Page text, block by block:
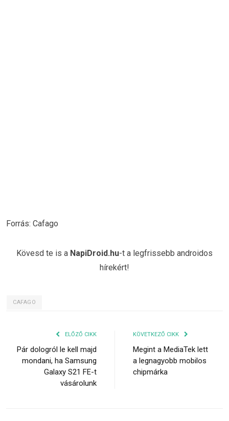
Forrás: Cafago
Kövesd te is a NapiDroid.hu-t a legfrissebb androidos
hírekért!
CAFAGO
ELŐZŐ CIKK
Pár dologról le kell majd
mondani, ha Samsung
Galaxy S21 FE-t
vásárolunk
KÖVETKEZŐ CIKK
Megint a MediaTek lett
a legnagyobb mobilos
chipmárka